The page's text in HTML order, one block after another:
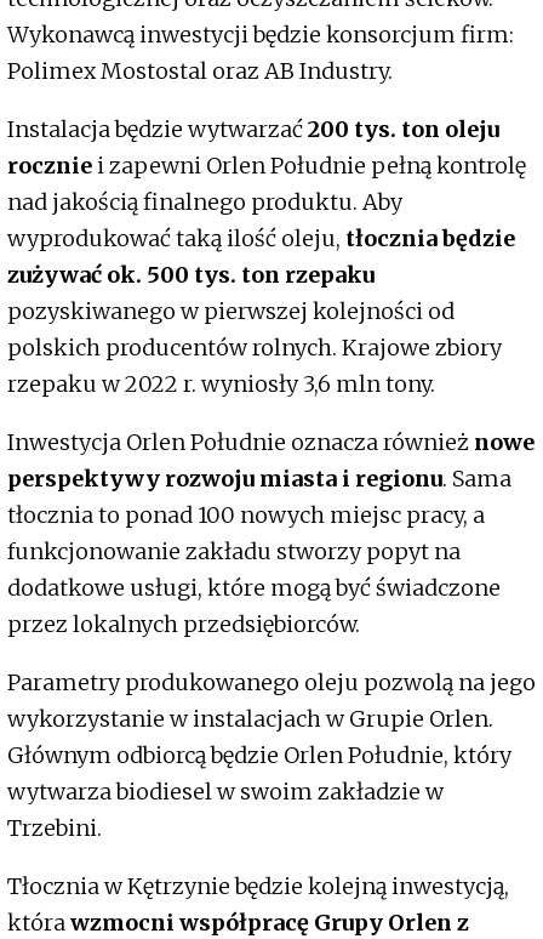
Wykonawcą inwestycji będzie konsorcjum firm:
Polimex Mostostal oraz AB Industry.
Instalacja będzie wytwarzać200 tys. ton oleju
roczniei zapewni Orlen Południe pełną kontrolę
nad jakością finalnego produktu. Aby
wyprodukować taką ilość oleju, tłocznia będzie
zużywać ok. 500 tys. ton rzepaku
pozyskiwanego w pierwszej kolejności od
polskich producentów rolnych. Krajowe zbiory
rzepaku w 2022 r. wyniosły 3,6 mln tony.
Inwestycja Orlen Południe oznacza również nowe
perspektywy rozwoju miasta i regionu. Sama
tłocznia to ponad 100 nowych miejsc pracy, a
funkcjonowanie zakładu stworzy popyt na
dodatkowe usługi, które mogą być świadczone
przez lokalnych przedsiębiorców.
Parametry produkowanego oleju pozwolą na jego
wykorzystanie w instalacjach w Grupie Orlen.
Głównym odbiorcą będzie Orlen Południe, który
wytwarza biodiesel w swoim zakładzie w
Trzebini.
Tłocznia w Kętrzynie będzie kolejną inwestycją,
którawzmocni współpracę Grupy Orlen z